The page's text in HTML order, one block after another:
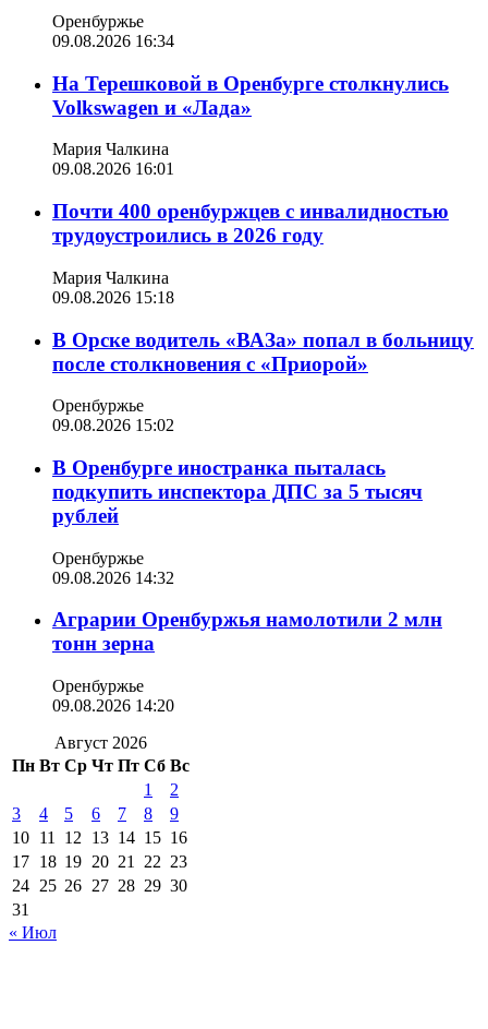
Оренбуржье
09.08.2026 16:34
На Терешковой в Оренбурге столкнулись
Volkswagen и «Лада»
Мария Чалкина
09.08.2026 16:01
Почти 400 оренбуржцев с инвалидностью
трудоустроились в 2026 году
Мария Чалкина
09.08.2026 15:18
В Орске водитель «ВАЗа» попал в больницу
после столкновения с «Приорой»
Оренбуржье
09.08.2026 15:02
В Оренбурге иностранка пыталась
подкупить инспектора ДПС за 5 тысяч
рублей
Оренбуржье
09.08.2026 14:32
Аграрии Оренбуржья намолотили 2 млн
тонн зерна
Оренбуржье
09.08.2026 14:20
Август 2026
Пн Вт Ср Чт Пт Сб Вс
1
2
3
4 5 6 7 8
9
10 11 12 13 14 15 16
17 18 19 20 21 22 23
24 25 26 27 28 29 30
31
« Июл